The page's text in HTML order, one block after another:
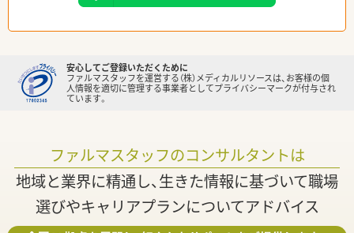
安心してご登録いただくために
ファルマスタッフを運営する（株）メディカルリソースは、お客様の個
人情報を適切に管理する事業者としてプライバシーマークが付与され
ています。
ファルマスタッフのコンサルタントは
地域と業界に精通し、生きた情報に基づいて職場
選びやキャリアプランについてアドバイス